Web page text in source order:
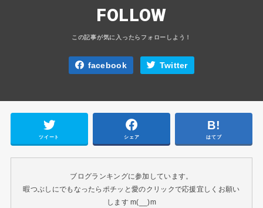
FOLLOW
facebook Twitter
ツイート シェア はてブ
ブログランキングに参加しています。
暇つぶしにでもなったらポチッと愛のクリックで応援宜しくお願い
します m(__)m